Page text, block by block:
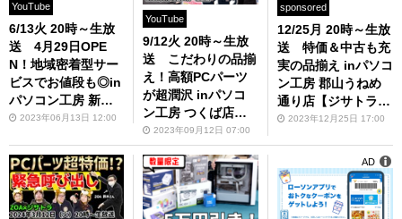
YouTube
6/13火 20時～生放
送 4月29日OPE
N！地域密着型サー
ビスでお値段も◎in
パソコン工房 新前
橋店【ジサトラコン
2023年06月13日 12:00
YouTube
9/12火 20時～生放
送 こだわりの品揃
え！高額PCパーツ
が超潤沢 inパソコ
ン工房 つくば店
【ジサトラコンシェ
ルジュ】
2023年09月12日 07:00
sponsored
12/25月 20時～生放
送 特価＆中古も充
実の品揃え inパソコ
ン工房 郡山うねめ
通り店【ジサトラコ
ンシェルジュ】のお
2023年12月25日 17:00
AD